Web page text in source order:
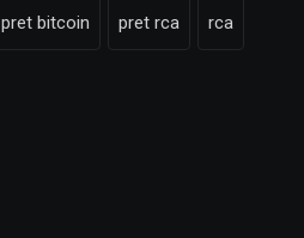
pret bitcoin pret rca rca